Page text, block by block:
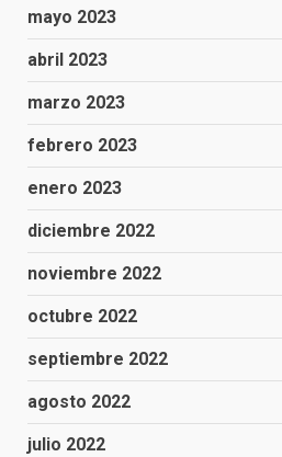
mayo 2023
abril 2023
marzo 2023
febrero 2023
enero 2023
diciembre 2022
noviembre 2022
octubre 2022
septiembre 2022
agosto 2022
julio 2022